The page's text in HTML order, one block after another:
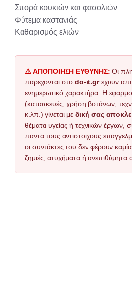
Σπορά κουκιών και φασολιών
Φύτεμα καστανιάς
Καθαρισμός ελιών
⚠️ ΑΠΟΠΟΙΗΣΗ ΕΥΘΥΝΗΣ: Οι
παρέχονται στο do-it.grέχουν
ενημερωτικό χαρακτήρα. Η
(κατασκευές, χρήση βοτάνων,
κ.λπ.) γίνεται με δική σας
θέματα υγείας ή τεχνικών έργων,
πάντα τους αντίστοιχους
οι συντάκτες του δεν φέρουν
ζημιές, ατυχήματα ή ανεπιθύμητα